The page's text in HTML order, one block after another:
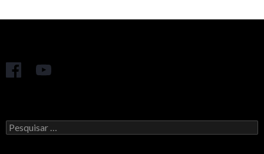
Pesquisar
por: